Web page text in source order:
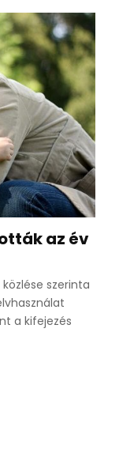
az év
szerinta
a kifejezés